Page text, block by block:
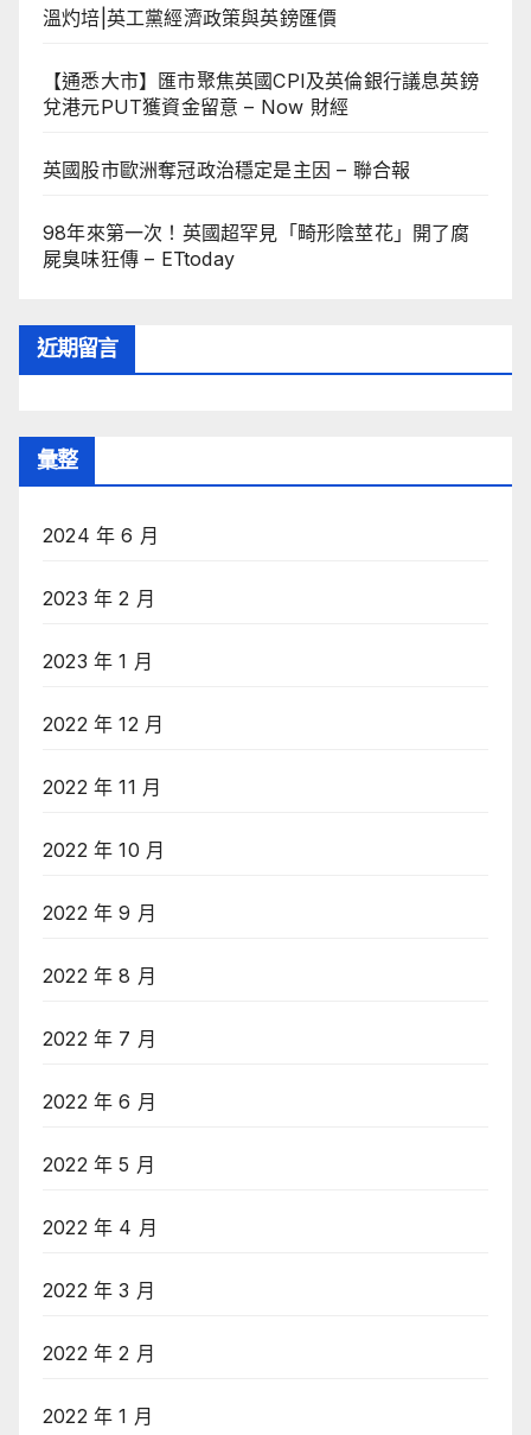
溫灼培|英工黨經濟政策與英鎊匯價
【通悉大市】匯市聚焦英國CPI及英倫銀行議息英鎊
兌港元PUT獲資金留意 – Now 財經
英國股市歐洲奪冠政治穩定是主因 – 聯合報
98年來第一次！英國超罕見「畸形陰莖花」開了腐
屍臭味狂傳 – ETtoday
近期留言
彙整
2024 年 6 月
2023 年 2 月
2023 年 1 月
2022 年 12 月
2022 年 11 月
2022 年 10 月
2022 年 9 月
2022 年 8 月
2022 年 7 月
2022 年 6 月
2022 年 5 月
2022 年 4 月
2022 年 3 月
2022 年 2 月
2022 年 1 月